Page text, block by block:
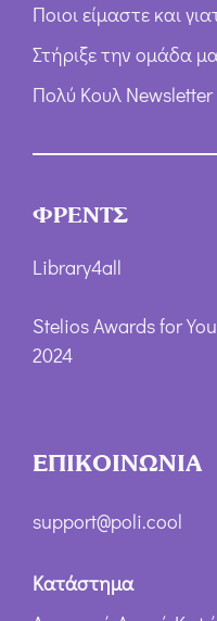
Ποιοι είμαστε και
Στήριξε την ομάδα
Πολύ Κουλ Newsletter
ΦΡΕΝΤΣ
Library4all
Stelios Awards for
2024
ΕΠΙΚΟΙΝΩΝΙΑ
support@poli.cool
Κατάστημα